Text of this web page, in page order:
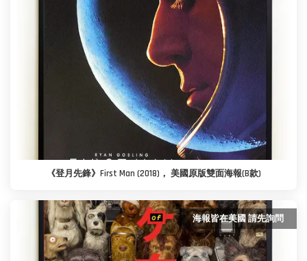
《登月先鋒》First Man (2018)， 美國原版雙面海報(B款)
海報皆在美國 請先詢問